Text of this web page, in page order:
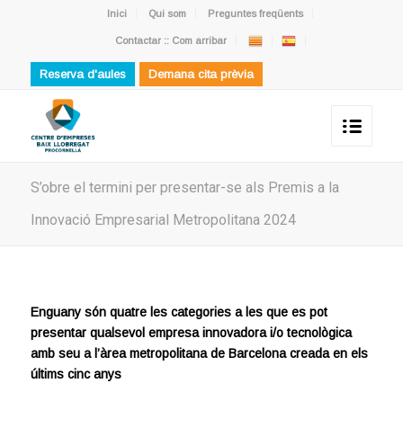
Inici Qui som Preguntes freqüents
Contactar :: Com arribar
Reserva d'aules Demana cita prèvia
S’obre el termini per presentar-se als Premis a la
Innovació Empresarial Metropolitana 2024
Enguany són quatre les categories a les que es pot
presentar qualsevol empresa innovadora i/o tecnològica
amb seu a l’àrea metropolitana de Barcelona creada en els
últims cinc anys